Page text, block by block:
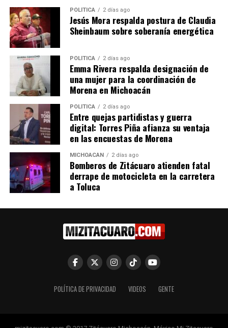
Relacionado
Zoológico de Morelia, listo
para recibir a felinos de
White
14 julio, 2022
En "Michoacán"
Felinos rescatados llegan
este sábado a ZooMorelia
En "Michoacán"
rescatados, son atendidos y
vivirán en el zoológico de
15 noviembre, 2023
POLÍTICA 2 días ago
Jesús Mora respalda postura de Claudia
Sheinbaum sobre soberanía energética
POLÍTICA 2 días ago
Emma Rivera respalda designación de
una mujer para la coordinación de
Morena en Michoacán
POLÍTICA 2 días ago
Entre quejas partidistas y guerra
digital: Torres Piña afianza su ventaja
en las encuestas de Morena
MICHOACÁN 2 días ago
Bomberos de Zitácuaro atienden fatal
derrape de motocicleta en la carretera
a Toluca
POLÍTICA DE PRIVACIDAD VIDEOS GENTE